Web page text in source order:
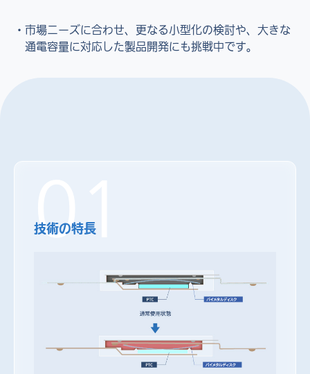
市場ニーズに合わせ、更なる小型化の検討や、大きな
通電容量に対応した製品開発にも挑戦中です。
01
技術の特長